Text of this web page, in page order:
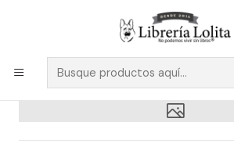
Despacho a todo Chile